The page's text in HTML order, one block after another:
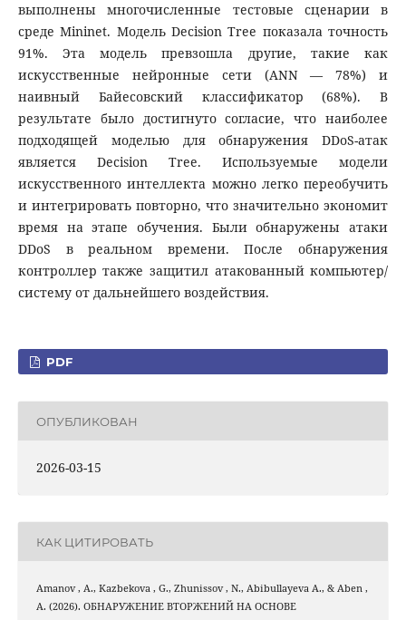
выполнены многочисленные тестовые сценарии в
среде Mininet. Модель Decision Tree показала точность
91%. Эта модель превзошла другие, такие как
искусственные нейронные сети (ANN — 78%) и
наивный Байесовский классификатор (68%). В
результате было достигнуто согласие, что наиболее
подходящей моделью для обнаружения DDoS-атак
является Decision Tree. Используемые модели
искусственного интеллекта можно легко переобучить
и интегрировать повторно, что значительно экономит
время на этапе обучения. Были обнаружены атаки
DDoS в реальном времени. После обнаружения
контроллер также защитил атакованный компьютер/
систему от дальнейшего воздействия.
PDF
ОПУБЛИКОВАН
2026-03-15
КАК ЦИТИРОВАТЬ
Amanov , A., Kazbekova , G., Zhunissov , N., Abibullayeva А., & Aben ,
A. (2026). ОБНАРУЖЕНИЕ ВТОРЖЕНИЙ НА ОСНОВЕ